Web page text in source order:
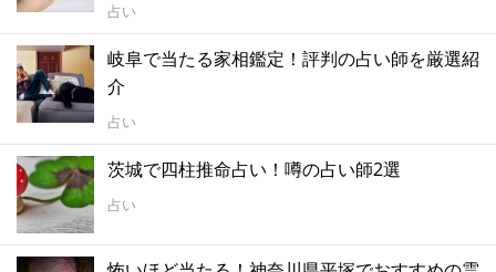
占い
岐阜で当たる家相鑑定！評判の占い師を厳選紹
介
占い
茨城で四柱推命占い！噂の占い師2選
占い